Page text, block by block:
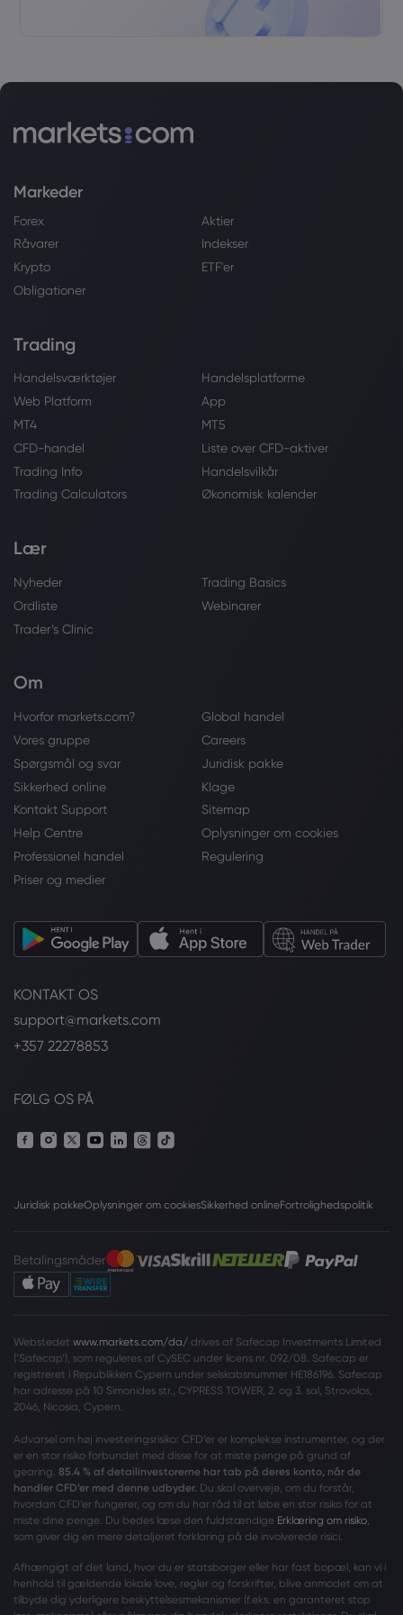
Markeder
Forex
Aktier
Råvarer
Indekser
Krypto
ETF'er
Obligationer
Trading
Handelsværktøjer
Handelsplatforme
Web Platform
App
MT4
MT5
CFD-handel
Liste over CFD-aktiver
Trading Info
Handelsvilkår
Trading Calculators
Økonomisk kalender
Lær
Nyheder
Trading Basics
Ordliste
Webinarer
Trader’s Clinic
Om
Hvorfor markets.com?
Global handel
Vores gruppe
Careers
Spørgsmål og svar
Juridisk pakke
Sikkerhed online
Klage
Kontakt Support
Sitemap
Help Centre
Oplysninger om cookies
Professionel handel
Regulering
Priser og medier
KONTAKT OS
support@markets.com
+357 22278853
FØLG OS PÅ
Juridisk pakkeOplysninger om cookiesSikkerhed onlineFortrolighedspolitik
Betalingsmåder
Webstedet www.markets.com/da/ drives af Safecap Investments Limited
(‘Safecap’), som reguleres af CySEC under licens nr. 092/08. Safecap er
registreret i Republikken Cypern under selskabsnummer HE186196. Safecap
har adresse på 10 Simonides str., CYPRESS TOWER, 2. og 3. sal, Strovolos,
2046, Nicosia, Cypern.
Advarsel om høj investeringsrisiko: CFD’er er komplekse instrumenter, og der
er en stor risiko forbundet med disse for at miste penge på grund af
gearing. 85.4 % af detailinvestorerne har tab på deres konto, når de
handler CFD’er med denne udbyder. Du skal overveje, om du forstår,
hvordan CFD’er fungerer, og om du har råd til at løbe en stor risiko for at
miste dine penge. Du bedes læse den fuldstændige Erklæring om risiko
som giver dig en mere detaljeret forklaring på de involverede risici.
Afhængigt af det land, hvor du er statsborger eller har fast bopæl, kan vi i
henhold til gældende lokale love, regler og forskrifter, blive anmodet om at
tilbyde dig yderligere beskyttelsesmekanismer (f.eks. en garanteret stop